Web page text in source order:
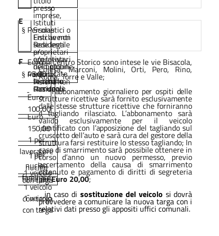
presso
imprese,
Istituti
Scolastici o
Entiaventi
sede legale
e/o
operativa
nel Comune
ed ubicate
in centro
storico.
Euro
45,00
1per
lavoratore
1 veicolo
con targa
E
§ Persone
Fisiche non
Residenti
proprietari
e/o locatari
di immobili
sul
territorio
comunale
Euro
100,00
1per
nucleo
familiare
1veicolo
contarga
F
§ Persone
Fisichenon
Residenti
Euro
150,00
1per
nucleo
familiare
1veicolo
contarga
- con Centro Storico sono intese le vie Bisacola,
Chiesa, Marconi, Molini, Orti, Pero, Rino,
Roma, Torre e Valle;
- l’abbonamento giornaliero per ospiti delle
strutture ricettive saràfornito esclusivamente
dallestesse strutture ricettive che forniranno
il tagliando rilasciato. L’abbonamento sarà
valido esclusivamente per il veicolo
identificato con l’apposizione del tagliando sul
cruscottodell’autoesaràcuradel gestoredella
strutturafarsi restituire lo stesso tagliando; In
caso di smarrimento sarà possibile ottenere in
corso d’anno un nuovo permesso, previo
accertamento della causa di smarrimento
ottenuto e pagamento di diritti di segreteria
perEuro 20,00;
- in caso di sostituzione del veicolo si dovrà
provvedere a comunicare la nuova targa con i
relativi dati presso gli appositi uffici comunali.